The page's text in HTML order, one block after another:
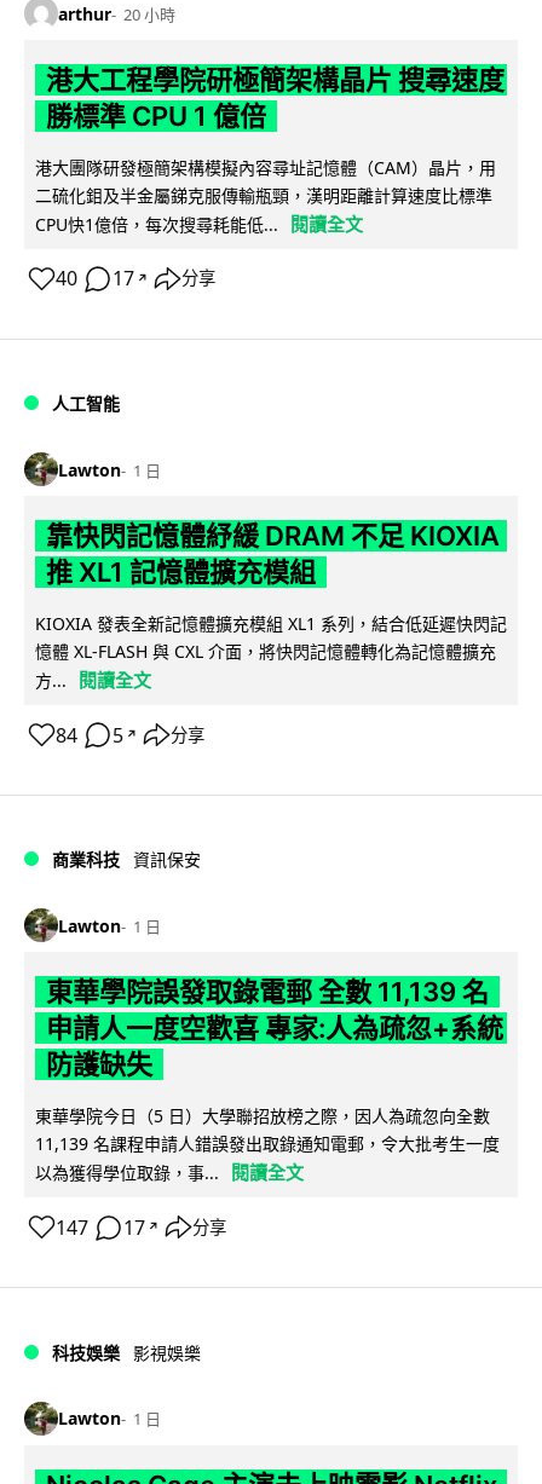
arthur 20 小時
港大工程學院研極簡架構晶片 搜尋速度
勝標準 CPU 1 億倍
港大團隊研發極簡架構模擬內容尋址記憶體（CAM）晶片，用
二硫化鉬及半金屬銻克服傳輸瓶頸，漢明距離計算速度比標準
CPU快1億倍，每次搜尋耗能低...
閱讀全文
40 17 ↗ 分享
人工智能
Lawton 1 日
靠快閃記憶體紓緩 DRAM 不足 KIOXIA
推 XL1 記憶體擴充模組
KIOXIA 發表全新記憶體擴充模組 XL1 系列，結合低延遲快閃記
憶體 XL-FLASH 與 CXL 介面，將快閃記憶體轉化為記憶體擴充
方...
閱讀全文
84 5 ↗ 分享
商業科技 資訊保安
Lawton 1 日
東華學院誤發取錄電郵 全數 11,139 名
申請人一度空歡喜 專家:人為疏忽+系統
防護缺失
東華學院今日（5 日）大學聯招放榜之際，因人為疏忽向全數
11,139 名課程申請人錯誤發出取錄通知電郵，令大批考生一度
以為獲得學位取錄，事...
閱讀全文
147 17 ↗ 分享
科技娛樂 影視娛樂
Lawton 1 日